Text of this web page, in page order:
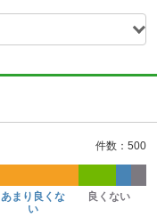
件数：500
あまり良くな
い
良くない